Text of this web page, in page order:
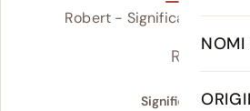
Robert - Significato,
ROB-ert
Significato di